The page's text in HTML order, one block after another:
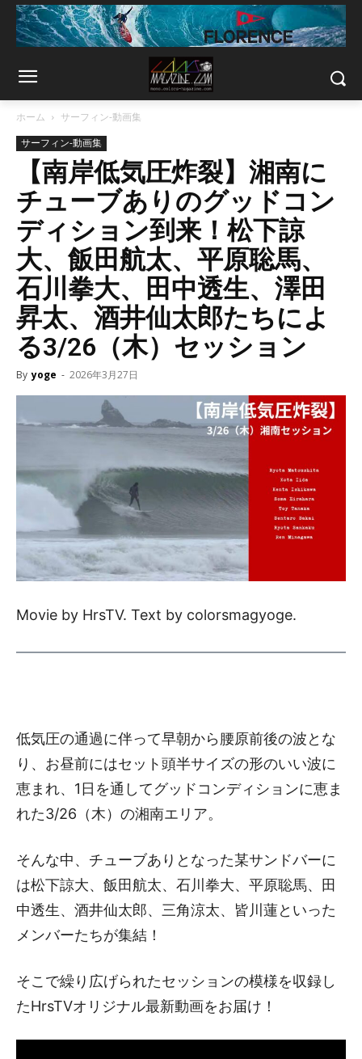
ホーム
サーフィン-動画集
サーフィン-動画集
【南岸低気圧炸裂】湘南に
チューブありのグッドコン
ディション到来！松下諒
大、飯田航太、平原聡馬、
石川拳大、田中透生、澤田
昇太、酒井仙太郎たちによ
る3/26（木）セッション
By yoge - 2026年3月27日
Movie by HrsTV. Text by colorsmagyoge.
低気圧の通過に伴って早朝から腰原前後の波とな
り、お昼前にはセット頭半サイズの形のいい波に
恵まれ、1日を通してグッドコンディションに恵ま
れた3/26（木）の湘南エリア。
そんな中、チューブありとなった某サンドバーに
は松下諒大、飯田航太、石川拳大、平原聡馬、田
中透生、酒井仙太郎、三角涼太、皆川蓮といった
メンバーたちが集結！
そこで繰り広げられたセッションの模様を収録し
たHrsTVオリジナル最新動画をお届け！